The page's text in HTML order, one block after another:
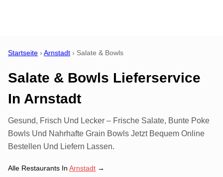
Startseite › Arnstadt › Salate & Bowls
Salate & Bowls Lieferservice
In Arnstadt
Gesund, Frisch Und Lecker – Frische Salate, Bunte Poke
Bowls Und Nahrhafte Grain Bowls Jetzt Bequem Online
Bestellen Und Liefern Lassen.
Alle Restaurants In Arnstadt →